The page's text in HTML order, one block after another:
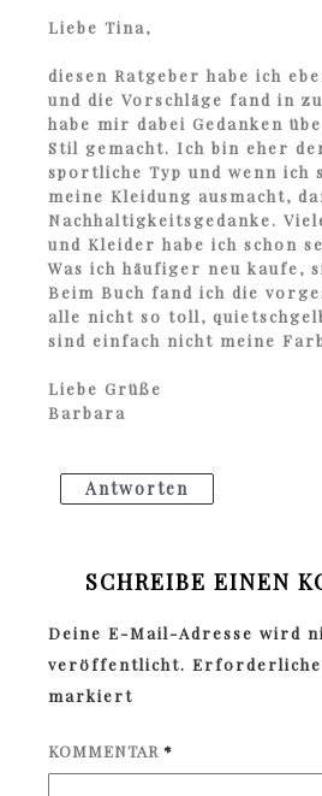
Liebe Tina,
diesen Ratgeber habe ich
und die Vorschläge fand in
habe mir dabei Gedanken
Stil gemacht. Ich bin eher
sportliche Typ und wenn ich
meine Kleidung ausmacht,
Nachhaltigkeitsgedanke.
und Kleider habe ich schon
Was ich häufiger neu kaufe,
Beim Buch fand ich die
alle nicht so toll,
sind einfach nicht meine
Liebe Grüße
Barbara
Antworten
SCHREIBE EINEN
Deine E-Mail-Adresse wird
veröffentlicht.
markiert
KOMMENTAR *